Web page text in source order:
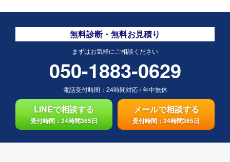
無料診断・無料お見積り
まずはお気軽にご相談ください
050-1883-0629
電話受付時間： 24時間対応/年中無休
LINEで相談する
受付時間：24時間365日
メールで相談する
受付時間：24時間365日